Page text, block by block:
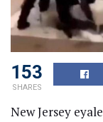
153
SHARES
New Jersey